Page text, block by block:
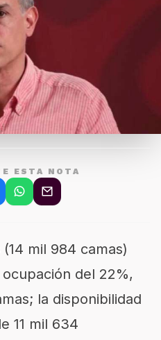
ESTA NOTA
mil 984 camas)
del 22%,
la disponibilidad
11 mil 634